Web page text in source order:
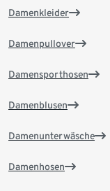
Damenkleider
Damenpullover
Damensporthosen
Damenblusen
Damenunterwäsche
Damenhosen